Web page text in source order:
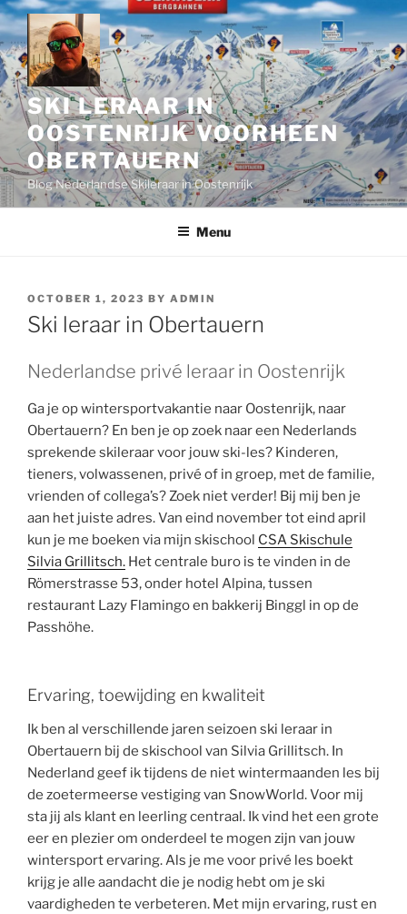
Skip
to
content
SKI LERAAR IN
OOSTENRIJK VOORHEEN
OBERTAUERN
Blog Nederlandse Skileraar in Oostenrijk
Menu
POSTED
ON
OCTOBER 1, 2023 BY ADMIN
Ski leraar in Obertauern
Nederlandse privé leraar in Oostenrijk
Ga je op wintersportvakantie naar Oostenrijk, naar
Obertauern? En ben je op zoek naar een Nederlands
sprekende skileraar voor jouw ski-les? Kinderen,
tieners, volwassenen, privé of in groep, met de familie,
vrienden of collega’s? Zoek niet verder! Bij mij ben je
aan het juiste adres. Van eind november tot eind april
kun je me boeken via mijn skischool CSA Skischule
Silvia Grillitsch. Het centrale buro is te vinden in de
Römerstrasse 53, onder hotel Alpina, tussen
restaurant Lazy Flamingo en bakkerij Binggl in op de
Passhöhe.
Ervaring, toewijding en kwaliteit
Ik ben al verschillende jaren seizoen ski leraar in
Obertauern bij de skischool van Silvia Grillitsch. In
Nederland geef ik tijdens de niet wintermaanden les bij
de zoetermeerse vestiging van SnowWorld. Voor mij
sta jij als klant en leerling centraal. Ik vind het een grote
eer en plezier om onderdeel te mogen zijn van jouw
wintersport ervaring. Als je me voor privé les boekt
krijg je alle aandacht die je nodig hebt om je ski
vaardigheden te verbeteren. Met mijn ervaring, rust en